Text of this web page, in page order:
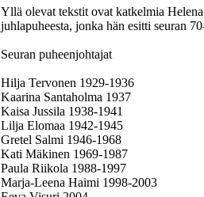
Yllä olevat tekstit ovat katkelmia Helena
juhlapuheesta, jonka hän esitti seuran
Seuran puheenjohtajat
Hilja Tervonen 1929-1936
Kaarina Santaholma 1937
Kaisa Jussila 1938-1941
Lilja Elomaa 1942-1945
Gretel Salmi 1946-1968
Kati Mäkinen 1969-1987
Paula Riikola 1988-1997
Marja-Leena Haimi 1998-2003